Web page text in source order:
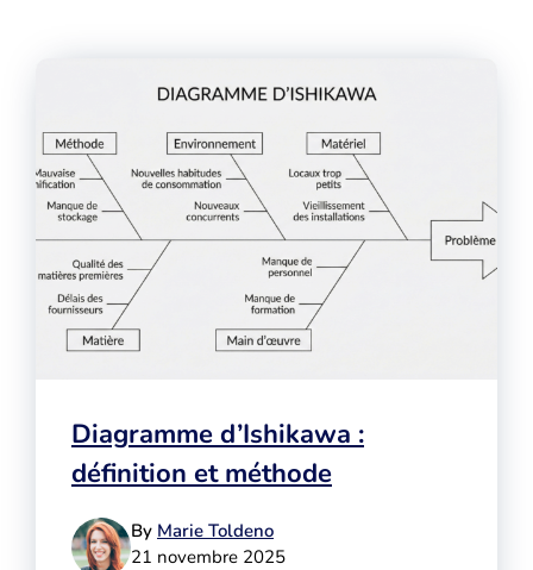
Diagramme d’Ishikawa :
définition et méthode
By Marie Toldeno
21 novembre 2025